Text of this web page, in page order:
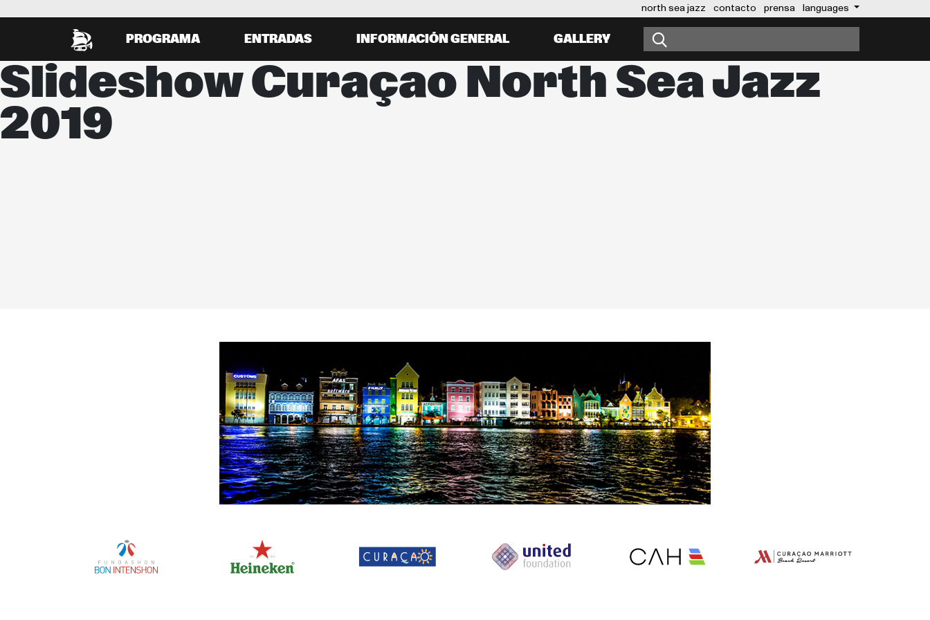
north sea jazz contacto prensa languages
PROGRAMA ENTRADAS INFORMACIÓN GENERAL GALLERY
Slideshow Curaçao North Sea Jazz
2019